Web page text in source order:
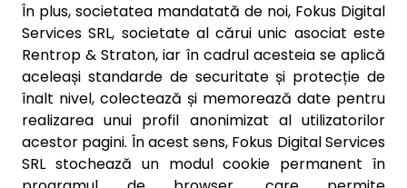
În plus, societatea mandatată de noi, Fokus Digital
Services SRL, societate al cărui unic asociat este
Rentrop & Straton, iar în cadrul acesteia se aplică
aceleași standarde de securitate și protecție de
înalt nivel, colectează și memorează date pentru
realizarea unui profil anonimizat al utilizatorilor
acestor pagini. În acest sens, Fokus Digital Services
SRL stochează un modul cookie permanent în